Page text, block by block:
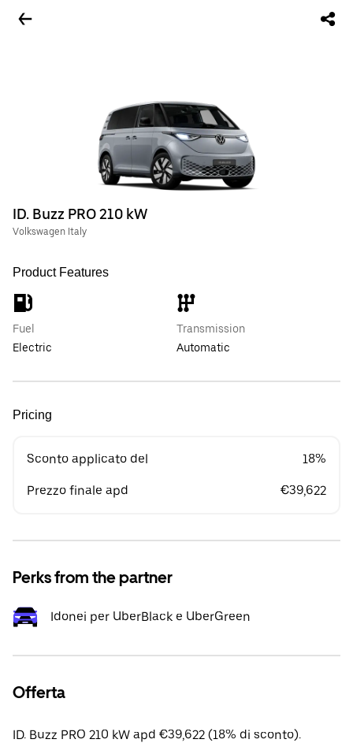
ID. Buzz PRO 210 kW
Volkswagen Italy
Product Features
Fuel
Electric
Transmission
Automatic
Pricing
Sconto applicato del 18%
Prezzo finale apd €39,622
Perks from the partner
Idonei per UberBlack e UberGreen
Offerta
ID. Buzz PRO 210 kW apd €39,622 (18% di sconto).